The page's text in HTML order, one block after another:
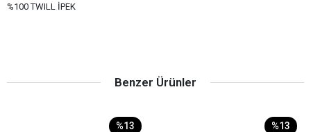
%100 TWILL İPEK
Benzer Ürünler
%13 %13